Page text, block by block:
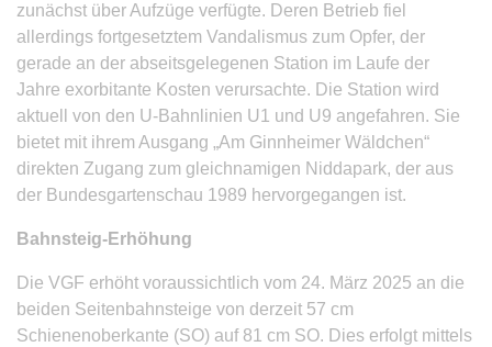
zunächst über Aufzüge verfügte. Deren Betrieb fiel
allerdings fortgesetztem Vandalismus zum Opfer, der
gerade an der abseitsgelegenen Station im Laufe der
Jahre exorbitante Kosten verursachte. Die Station wird
aktuell von den U-Bahnlinien U1 und U9 angefahren. Sie
bietet mit ihrem Ausgang „Am Ginnheimer Wäldchen“
direkten Zugang zum gleichnamigen Niddapark, der aus
der Bundesgartenschau 1989 hervorgegangen ist.
Bahnsteig-Erhöhung
Die VGF erhöht voraussichtlich vom 24. März 2025 an die
beiden Seitenbahnsteige von derzeit 57 cm
Schienenoberkante (SO) auf 81 cm SO. Dies erfolgt mittels